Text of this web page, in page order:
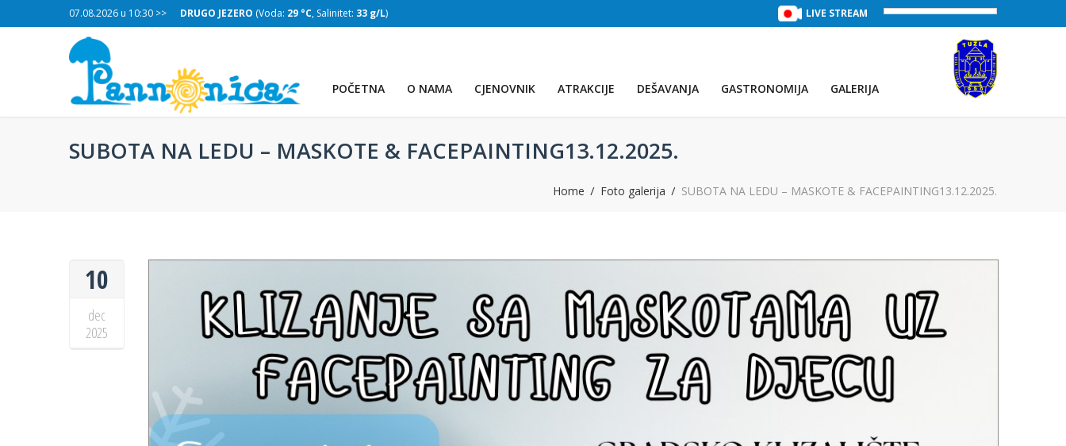
07.08.2026 u 10:30 >>
32 g/L) DRUGO JEZERO (Voda: 29 °C, Salinitet: 33 g/L) TREĆE JEZERO (Voda:29 °C, Salinitet:32 g/L)
LIVE STREAM
POČETNA O NAMA CJENOVNIK ATRAKCIJE DEŠAVANJA GASTRONOMIJA GALERIJA
SUBOTA NA LEDU – MASKOTE & FACEPAINTING13.12.2025.
Home Foto galerija SUBOTA NA LEDU – MASKOTE & FACEPAINTING13.12.2025.
10
dec
2025